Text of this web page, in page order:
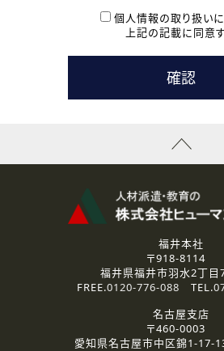
本登録に関するご連絡および本登録
たします。
( 3 ) スタッフ派遣を検討されている企業
お問い合わせの内容に回答するため
なお、ご連絡手段は、電話・Ｅメール
資料送付、受講相談に関するご連絡
その他、お問い合わせの内容に回答
なお、ご連絡手段は、電話・Ｅメール
2.個人情報の第三者提供
ご提供いただいた個人情報は、法令等の
3.個人情報の取り扱いの委託
弊社の定める個人情報保護の評価基準
個人情報の取り扱いに
上記の記載に同意
福井本社
〒918-8114
福井県福井市羽水2丁目
FREE.0120-776-088 TEL.
名古屋支店
〒460-0003
愛知県名古屋市中区錦1-17-